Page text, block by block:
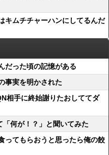
キムチチャーハンにしてるんだ
だった頃の記憶がある
事実を明かされた
相手に終始謝りたおしててダ
何が！？」と聞いてみた
ってもらおうと思ったら俺の餃